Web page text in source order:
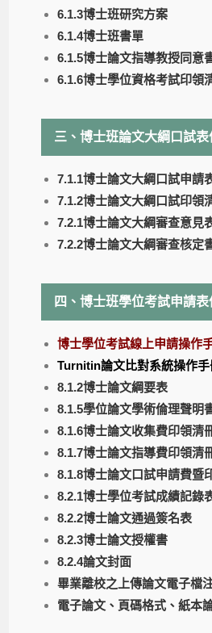
6.1.3博士班研究方案
6.1.4博士班書單
6.1.5博士論文指導教授同意
6.1.6博士學位資格考試印領
三、博士班論文大綱口試表
7.1.1博士論文大綱口試申請
7.1.2博士論文大綱口試印領
7.2.1博士論文大綱審查意見
7.2.2博士論文大綱審查核定
四、博士班學位考試申請表
博士學位考試線上申請操作
Turnitin論文比對系統操作手
8.1.2博士論文綱要表
8.1.5學位論文學術倫理聲明
8.1.6博士論文收集費印領清
8.1.7博士論文指導費印領清
8.1.8博士論文口試申請費暨
8.2.1博士學位考試成績記錄
8.2.2博士論文通過簽名表
8.2.3博士論文授權書
8.2.4論文封面
畢業離校之上傳論文電子檔
電子論文、頁碼格式、紙本